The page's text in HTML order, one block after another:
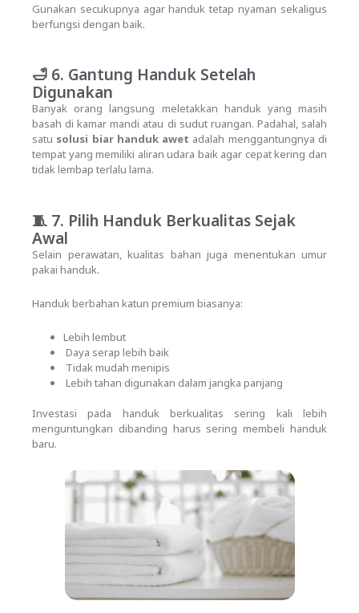
Gunakan secukupnya agar handuk tetap nyaman sekaligus
berfungsi dengan baik.
🛁 6. Gantung Handuk Setelah
Digunakan
Banyak orang langsung meletakkan handuk yang masih
basah di kamar mandi atau di sudut ruangan. Padahal, salah
satu solusi biar handuk awet adalah menggantungnya di
tempat yang memiliki aliran udara baik agar cepat kering dan
tidak lembap terlalu lama.
🧵 7. Pilih Handuk Berkualitas Sejak
Awal
Selain perawatan, kualitas bahan juga menentukan umur
pakai handuk.
Handuk berbahan katun premium biasanya:
Lebih lembut
Daya serap lebih baik
Tidak mudah menipis
Lebih tahan digunakan dalam jangka panjang
Investasi pada handuk berkualitas sering kali lebih
menguntungkan dibanding harus sering membeli handuk
baru.